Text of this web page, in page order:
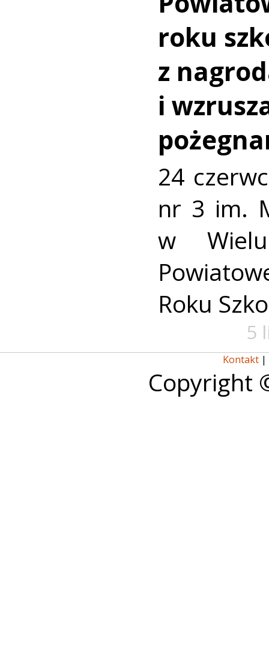
roku
z
i
24
nr 3 im.
w
Roku
5
Kontakt |
Copyright